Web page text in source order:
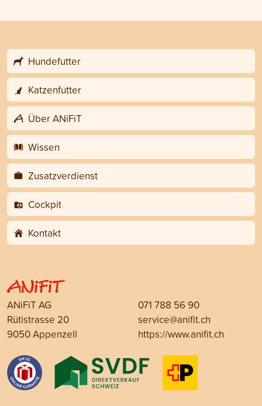
Hundefutter
Katzenfutter
Über ANiFiT
Wissen
Zusatzverdienst
Cockpit
Kontakt
ANiFiT AG
Rütistrasse 20
9050 Appenzell
071 788 56 90
service@anifit.ch
https://www.anifit.ch